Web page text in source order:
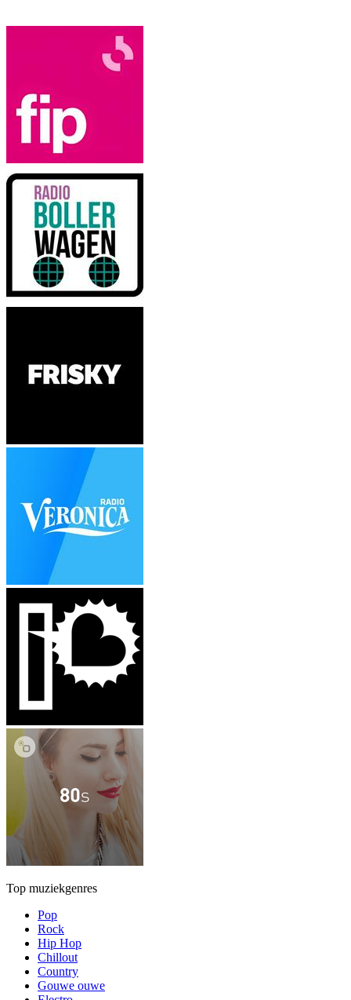
Top muziekgenres
Pop
Rock
Hip Hop
Chillout
Country
Gouwe ouwe